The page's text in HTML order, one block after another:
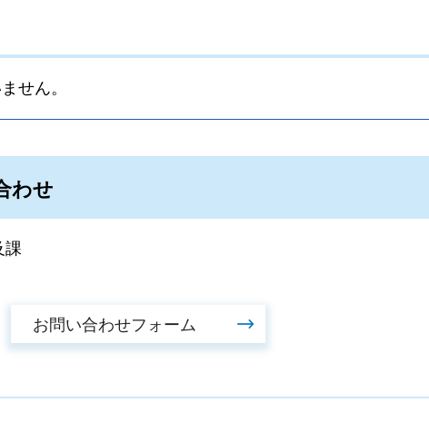
せん。
わせ
課